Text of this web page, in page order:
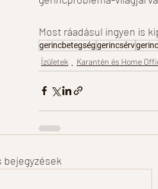
Most ráadásul ingyen is
gerincbetegséggerincsérvgerinc
Ízületek Karantén és Home
bejegyzések